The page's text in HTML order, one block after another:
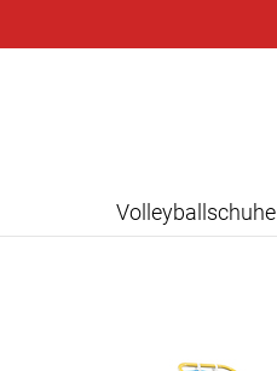
Volleyballschuhe